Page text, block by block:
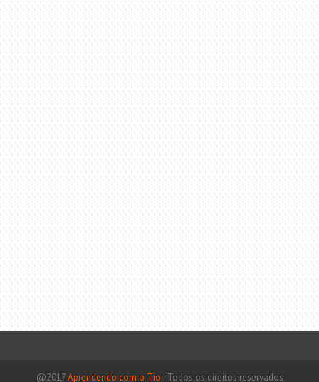
@2017Aprendendo com o Tio | Todos os direitos reservados